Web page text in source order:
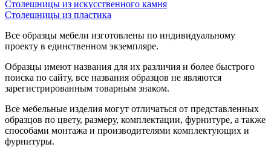
Столешницы из искусственного камня
Столешницы из пластика
Все образцы мебели изготовлены по индивидуальному
проекту в единственном экземпляре.
Образцы имеют названия для их различия и более быстрого
поиска по сайту, все названия образцов не являются
зарегистрированным товарным знаком.
Все мебельные изделия могут отличаться от представленных
образцов по цвету, размеру, комплектации, фурнитуре, а также
способами монтажа и производителями комплектующих и
фурнитуры.